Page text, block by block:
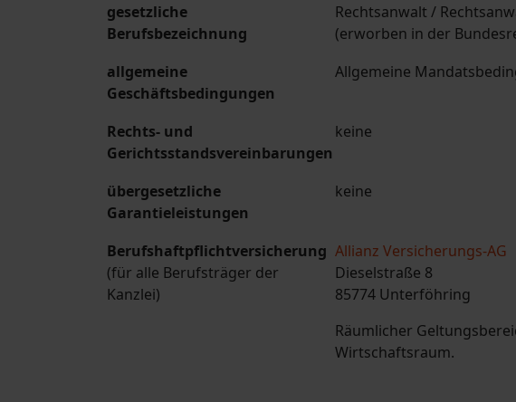
gesetzliche
Berufsbezeichnung
Rechtsanwalt /
(erworben in der
allgemeine
Geschäftsbedingungen
Allgemeine
Rechts- und
Gerichtsstandsvereinbarungen
keine
übergesetzliche
Garantieleistungen
keine
Berufshaftpflichtversicherung
(für alle Berufsträger der
Kanzlei)
Allianz Versicherungs-AG
Dieselstraße 8
85774 Unterföhring
Räumlicher
Wirtschaftsraum.